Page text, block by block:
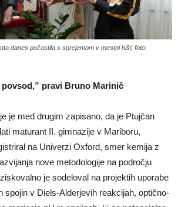
danes počastila s sprejemom v mestni hiši; foto:
pravi Bruno Marinič
je med drugim zapisano, da je Ptujčan
maturant II. gimnazije v Mariboru,
na Univerzi Oxford, smer kemija z
nove metodologije na področju
je sodeloval na projektih uporabe
spojin v Diels-Alderjevih reakcijah, optično-